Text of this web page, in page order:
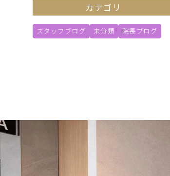
カテゴリ
スタッフブログ 未分類 院長ブログ